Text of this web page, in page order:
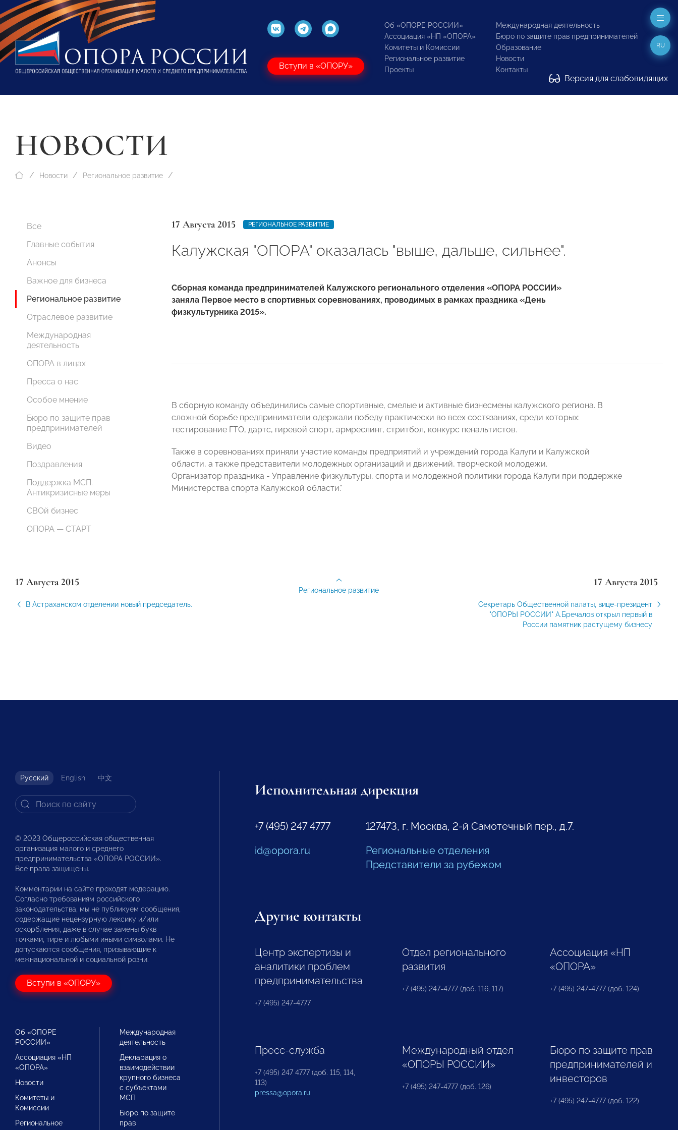
Вступи в «ОПОРУ»
Об «ОПОРЕ РОССИИ»
Ассоциация «НП «ОПОРА»
Комитеты и Комиссии
Региональное развитие
Проекты
Международная деятельность
Бюро по защите прав предпринимателей
Образование
Новости
Контакты
Версия для слабовидящих
RU
НОВОСТИ
Новости Региональное развитие
Все
Главные события
Анонсы
Важное для бизнеса
Региональное развитие
Отраслевое развитие
Международная
деятельность
ОПОРА в лицах
Пресса о нас
Особое мнение
Бюро по защите прав
предпринимателей
Видео
Поздравления
Поддержка МСП.
Антикризисные меры
СВОй бизнес
ОПОРА — СТАРТ
17 Августа 2015 РЕГИОНАЛЬНОЕ РАЗВИТИЕ
Калужская "ОПОРА" оказалась "выше, дальше, сильнее".
Сборная команда предпринимателей Калужского регионального отделения «ОПОРА РОССИИ»
заняла Первое место в спортивных соревнованиях, проводимых в рамках праздника «День
физкультурника 2015».
В сборную команду объединились самые спортивные, смелые и активные бизнесмены калужского региона. В
сложной борьбе предприниматели одержали победу практически во всех состязаниях, среди которых:
тестирование ГТО, дартс, гиревой спорт, армреслинг, стритбол, конкурс пенальтистов.
Также в соревнованиях приняли участие команды предприятий и учреждений города Калуги и Калужской
области, а также представители молодежных организаций и движений, творческой молодежи.
Организатор праздника - Управление физкультуры, спорта и молодежной политики города Калуги при поддержке
Министерства спорта Калужской области."
17 Августа 2015
В Астраханском отделении новый председатель.
17 Августа 2015
Секретарь Общественной палаты, вице-президент
"ОПОРЫ РОССИИ" А.Бречалов открыл первый в
России памятник растущему бизнесу
Региональное развитие
Русский English 中文
© 2023 Общероссийская общественная
организация малого и среднего
предпринимательства «ОПОРА РОССИИ».
Все права защищены.
Комментарии на сайте проходят модерацию.
Согласно требованиям российского
законодательства, мы не публикуем сообщения,
содержащие нецензурную лексику и/или
оскорбления, даже в случае замены букв
точками, тире и любыми иными символами. Не
допускаются сообщения, призывающие к
межнациональной и социальной розни.
Вступи в «ОПОРУ»
Об «ОПОРЕ
РОССИИ»
Ассоциация «НП
«ОПОРА»
Новости
Комитеты и
Комиссии
Региональное
Международная
деятельность
Декларация о
взаимодействии
крупного бизнеса
с субъектами
МСП
Бюро по защите
прав
Исполнительная дирекция
+7 (495) 247 4777
id@opora.ru
127473, г. Москва, 2-й Самотечный пер., д.7.
Региональные отделения
Представители за рубежом
Другие контакты
Центр экспертизы и
аналитики проблем
предпринимательства
+7 (495) 247-4777
Отдел регионального
развития
+7 (495) 247-4777 (доб. 116, 117)
Ассоциация «НП
«ОПОРА»
+7 (495) 247-4777 (доб. 124)
Пресс-служба
+7 (495) 247 4777 (доб. 115, 114,
113)
pressa@opora.ru
Международный отдел
«ОПОРЫ РОССИИ»
+7 (495) 247-4777 (доб. 126)
Бюро по защите прав
предпринимателей и
инвесторов
+7 (495) 247-4777 (доб. 122)